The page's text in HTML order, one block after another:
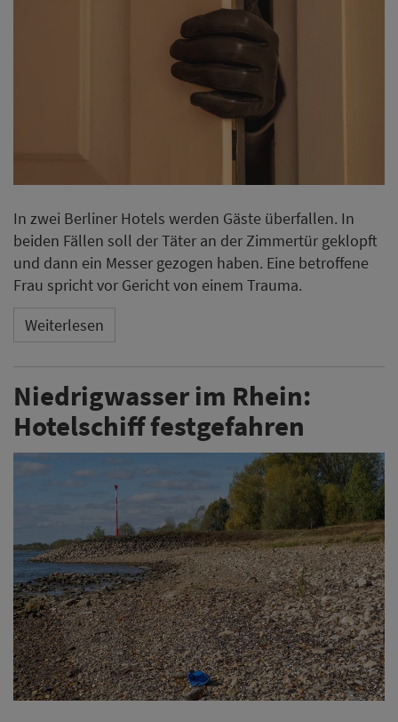
In zwei Berliner Hotels werden Gäste überfallen. In
beiden Fällen soll der Täter an der Zimmertür geklopft
und dann ein Messer gezogen haben. Eine betroffene
Frau spricht vor Gericht von einem Trauma.
Weiterlesen
Niedrigwasser im Rhein:
Hotelschiff festgefahren